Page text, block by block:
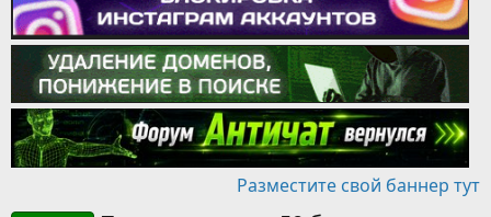
Разместите свой баннер тут